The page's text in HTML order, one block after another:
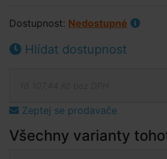
Dostupnost: Nedostupné
Hlídat dostupnost
Zeptej se prodavače
Všechny varianty